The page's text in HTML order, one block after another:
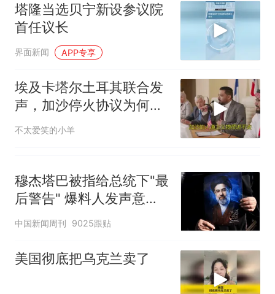
塔隆当选贝宁新设参议院
首任议长
界面新闻 APP专享
埃及卡塔尔土耳其联合发
声，加沙停火协议为何再
度面临破裂？
不太爱笑的小羊
穆杰塔巴被指给总统下"最
后警告" 爆料人发声意味
深长
中国新闻周刊 9025跟贴
美国彻底把乌克兰卖了